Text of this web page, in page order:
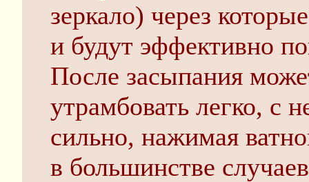
зеркало) через
и будут эффективно
После засыпания
утрамбовать легко, с
сильно, нажимая
в большинстве